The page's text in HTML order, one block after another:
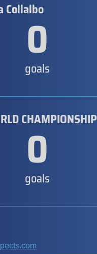
Collalbo
0
goals
CHAMPIONSHIP
0
goals